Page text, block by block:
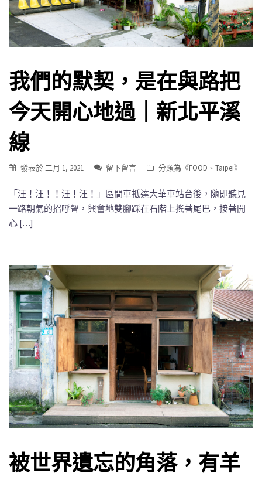
我們的默契，是在與路把
今天開心地過｜新北平溪
線
發表於二月 1, 2021 留下留言 分類為《FOOD 、 Taipei》
「汪！汪！！汪！汪！」區間車抵達大華車站台後，隨即聽見
一路朝氣的招呼聲，興奮地雙腳踩在石階上搖著尾巴，接著開
心 […]
被世界遺忘的角落，有羊